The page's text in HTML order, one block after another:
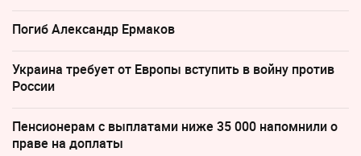
Погиб Александр Ермаков
Украина требует от Европы вступить в войну против
России
Пенсионерам с выплатами ниже 35 000 напомнили о
праве на доплаты